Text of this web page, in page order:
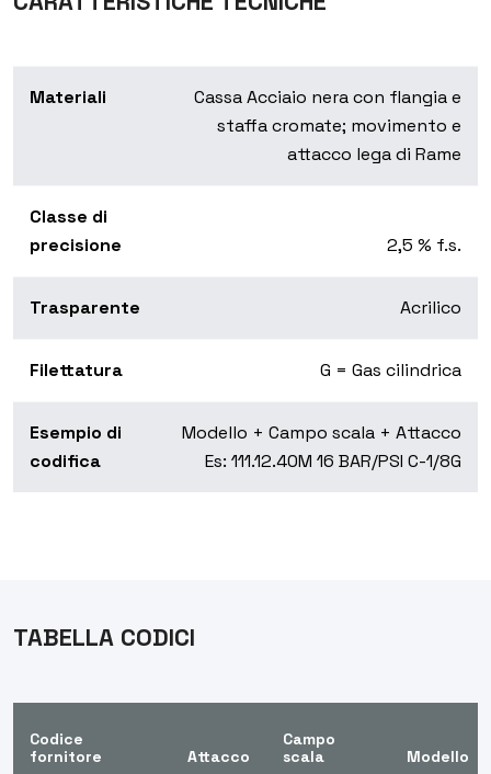
Materiali
Cassa Acciaio nera con flangia e
staffa cromate; movimento e
attacco lega di Rame
Classe di
precisione
2,5 % f.s.
Trasparente Acrilico
Filettatura G = Gas cilindrica
Esempio di
codifica
Modello + Campo scala + Attacco
Es: 111.12.40M 16 BAR/PSI C-1/8G
TABELLA CODICI
Codice
fornitore
Attacco
Campo
scala
Modello